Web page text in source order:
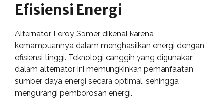
Efisiensi Energi
Alternator Leroy Somer dikenal karena
kemampuannya dalam menghasilkan energi dengan
efisiensi tinggi. Teknologi canggih yang digunakan
dalam alternator ini memungkinkan pemanfaatan
sumber daya energi secara optimal, sehingga
mengurangi pemborosan energi.